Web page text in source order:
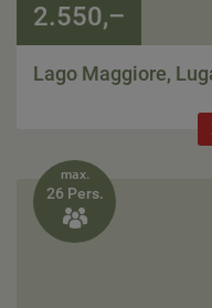
2.550,–
Lago Maggiore,
max.
26 Pers.
